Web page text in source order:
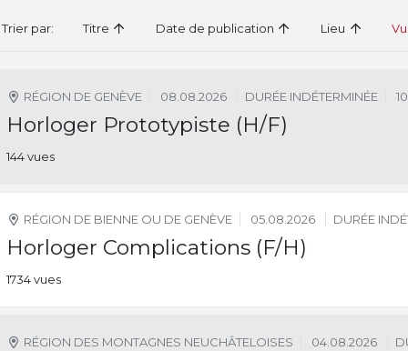
Trier par: Titre Date de publication Lieu
RÉGION DE GENÈVE 08.08.2026 DURÉE INDÉTERMINÉE
Horloger Prototypiste (H/F)
144 vues
RÉGION DE BIENNE OU DE GENÈVE 05.08.2026 DURÉE
Horloger Complications (F/H)
1734 vues
RÉGION DES MONTAGNES NEUCHÂTELOISES 04.08.2026